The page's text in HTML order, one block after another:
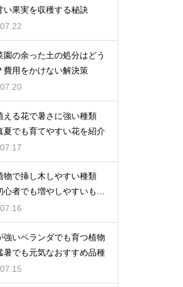
い果実を収穫する秘訣
園の余った土の処分はどう
費用をかけない解決策
える花で暑さに強い種類
夏でも育てやすい花を紹介
物で挿し木しやすい種類
心者でも増やしやすいもの
強いベランダでも育つ植物
暑でも元気なおすすめ品種